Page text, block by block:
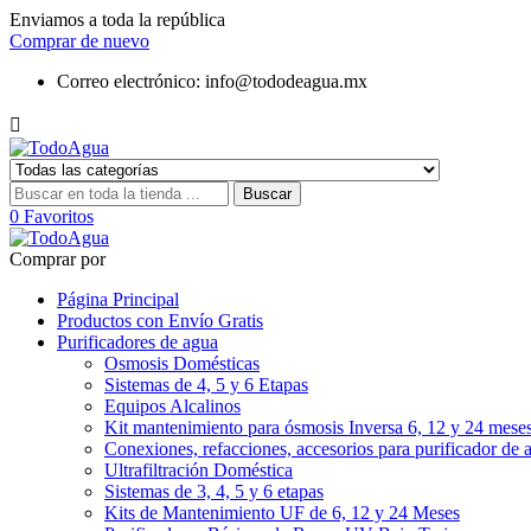
Enviamos a toda la república
Comprar de nuevo
Correo electrónico: info@tododeagua.mx

Buscar
0 Favoritos
Comprar por
Página Principal
Productos con Envío Gratis
Purificadores de agua
Osmosis Domésticas
Sistemas de 4, 5 y 6 Etapas
Equipos Alcalinos
Kit mantenimiento para ósmosis Inversa 6, 12 y 24
Conexiones, refacciones, accesorios para purificador de
Ultrafiltración Doméstica
Sistemas de 3, 4, 5 y 6 etapas
Kits de Mantenimiento UF de 6, 12 y 24 Meses